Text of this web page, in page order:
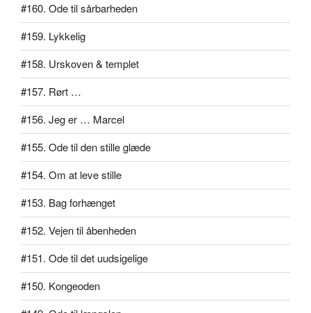
#160. Ode til sårbarheden
#159. Lykkelig
#158. Urskoven & templet
#157. Rørt …
#156. Jeg er … Marcel
#155. Ode til den stille glæde
#154. Om at leve stille
#153. Bag forhænget
#152. Vejen til åbenheden
#151. Ode til det uudsigelige
#150. Kongeoden